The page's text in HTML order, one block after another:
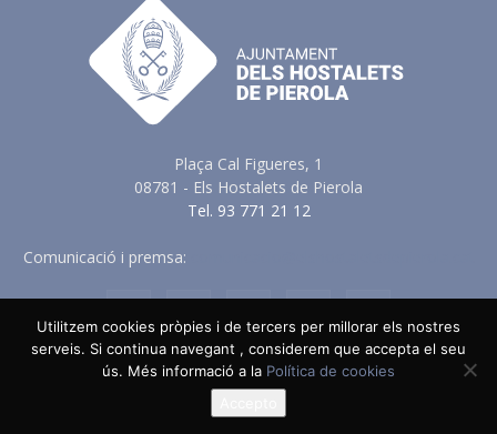
Plaça Cal Figueres, 1
08781 - Els Hostalets de Pierola
Tel. 93 771 21 12
Comunicació i premsa:
Avis Legal Política de Privacitat
Política de Cookies
Política en vers a les Xarxes Socials
Utilitzem cookies pròpies i de tercers per millorar els nostres
serveis. Si continua navegant , considerem que accepta el seu
ús. Més informació a la Política de cookies